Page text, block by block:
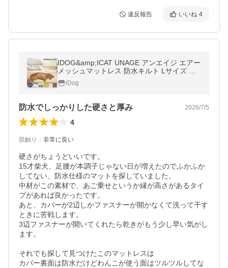
違反報告 いいね 4
IDOG&amp;ICAT UNAGE アンエイジ エアー
メッシュマットレス 防水キルト Lサイズ ア
イドッグ
iDog
防水でしっかりした硬さと厚み 2026/7/5
4
肌触り ： 非常に良い
硬さがちょうどいいです。
15才柴犬、足腰が本調子じゃない日が増えたのでふかふか
してない、防水仕様のマットを探していました。
中材がこの素材で、あご乗せというか縁が高さがあるタイ
プがあれば良かったです。
あと、カバーが2辺しかファスナーが開かなくて洗って干す
ときに苦戦します。
3辺ファスナーが開いてくれたら乾きがもう少し早い気がし
ます。
それでも探して見つけたこのマットレスは
カバー裏面は防水だけどわんこが使う面はツルツルしてな